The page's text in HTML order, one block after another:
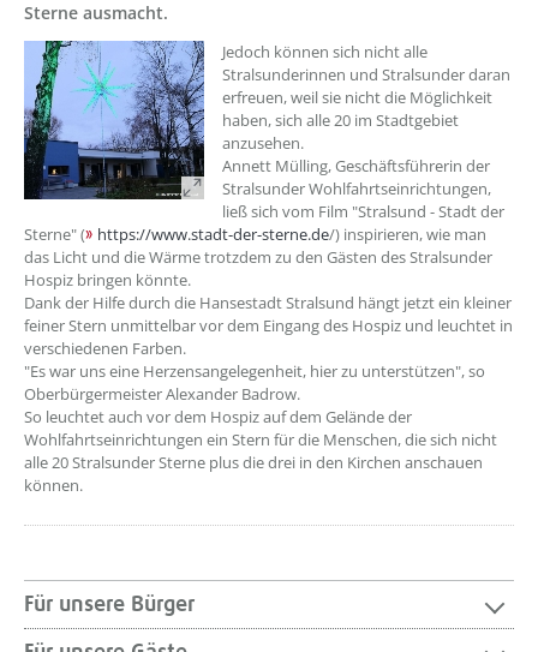
Sterne ausmacht.
Jedoch können sich nicht alle
Stralsunderinnen und Stralsunder daran
erfreuen, weil sie nicht die Möglichkeit
haben, sich alle 20 im Stadtgebiet
anzusehen.
Annett Mülling, Geschäftsführerin der
Stralsunder Wohlfahrtseinrichtungen,
ließ sich vom Film "Stralsund - Stadt der
Sterne" (
https://www.stadt-der-sterne.de/) inspirieren, wie man
das Licht und die Wärme trotzdem zu den Gästen des Stralsunder
Hospiz bringen könnte.
Dank der Hilfe durch die Hansestadt Stralsund hängt jetzt ein kleiner
feiner Stern unmittelbar vor dem Eingang des Hospiz und leuchtet in
verschiedenen Farben.
"Es war uns eine Herzensangelegenheit, hier zu unterstützen", so
Oberbürgermeister Alexander Badrow.
So leuchtet auch vor dem Hospiz auf dem Gelände der
Wohlfahrtseinrichtungen ein Stern für die Menschen, die sich nicht
alle 20 Stralsunder Sterne plus die drei in den Kirchen anschauen
können.
Für unsere Bürger